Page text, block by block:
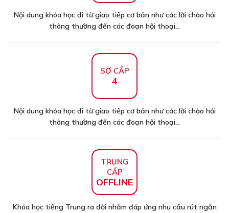
Nội dung khóa học đi từ giao tiếp cơ bản như các lời chào hỏi
thông thường đến các đoạn hội thoại...
SƠ CẤP
4
Nội dung khóa học đi từ giao tiếp cơ bản như các lời chào hỏi
thông thường đến các đoạn hội thoại...
TRUNG
CẤP
OFFLINE
Khóa học tiếng Trung ra đời nhằm đáp ứng nhu cầu rút ngắn